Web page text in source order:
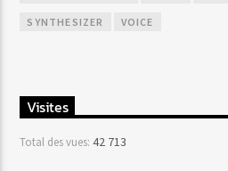
SYNTHESIZER VOICE
Visites
Total des vues:42 713